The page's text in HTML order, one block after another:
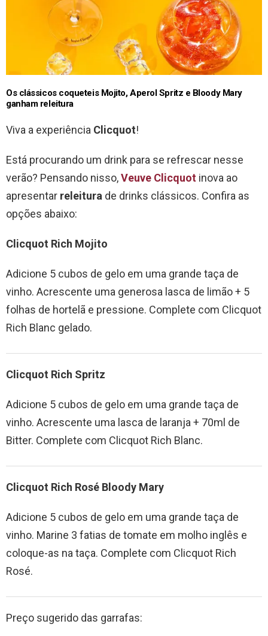
Os clássicos coqueteis Mojito, Aperol Spritz e Bloody Mary
ganham releitura
Viva a experiência Clicquot!
Está procurando um drink para se refrescar nesse
verão? Pensando nisso,Veuve Clicquot inova ao
apresentar releitura de drinks clássicos. Confira as
opções abaixo:
Clicquot Rich Mojito
Adicione 5 cubos de gelo em uma grande taça de
vinho. Acrescente uma generosa lasca de limão + 5
folhas de hortelã e pressione. Complete com Clicquot
Rich Blanc gelado.
Clicquot Rich Spritz
Adicione 5 cubos de gelo em uma grande taça de
vinho. Acrescente uma lasca de laranja + 70ml de
Bitter. Complete com Clicquot Rich Blanc.
Clicquot Rich Rosé Bloody Mary
Adicione 5 cubos de gelo em uma grande taça de
vinho. Marine 3 fatias de tomate em molho inglês e
coloque-as na taça. Complete com Clicquot Rich
Rosé.
Preço sugerido das garrafas: